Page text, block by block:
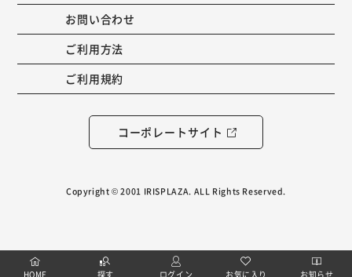
お問い合わせ
ご利用方法
ご利用規約
コーポレートサイト
Copyright © 2001 IRISPLAZA. ALL Rights Reserved.
HOME 探す ログイン お気に入り お知らせ